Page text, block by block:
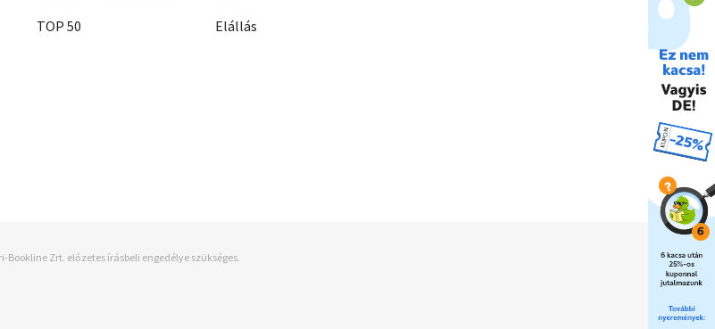
TOP 50
Elállás
Zrt. előzetes írásbeli engedélye szükséges.